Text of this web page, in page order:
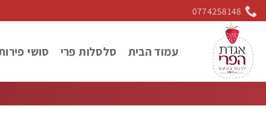
Skip
to
content
0774258148
עמוד הבית סלסלות פרי סושי